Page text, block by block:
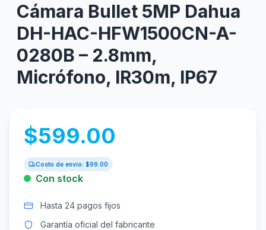
Cámara Bullet 5MP Dahua
DH-HAC-HFW1500CN-A-
0280B – 2.8mm,
Micrófono, IR30m, IP67
$599.00
Costo de envío: $99.00
Con stock
Hasta 24 pagos fijos
Garantía oficial del fabricante